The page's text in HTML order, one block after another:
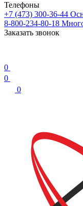
Телефоны
+7 (473) 300-36-44
8-800-234-80-18
Заказать звонок
0
0
0